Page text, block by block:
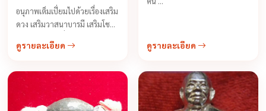
อนุภาพเต็มเปี่ยมไปด้วยเรื่องเสริม
ดวง เสริมวาสนาบารมี เสริมโชค
ธุรกิจการค้าให้เจริญรุ่งเรือง ซื้อ
ดูรายละเอียด ดูรายละเอียด